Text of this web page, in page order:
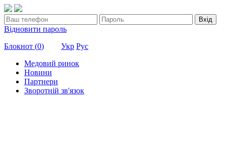
Вхід
Відновити пароль
Блокнот (0) Укр Рус
Медовий ринок
Новини
Партнери
Зворотній зв'язок